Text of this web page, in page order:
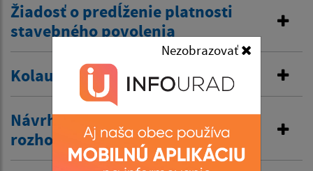
Nezobrazovať
Žiadosť o predĺženie platnosti
stavebného povolenia
Kolaudačné rozhodnutie
Návrh na vydanie územného
rozhodnutia